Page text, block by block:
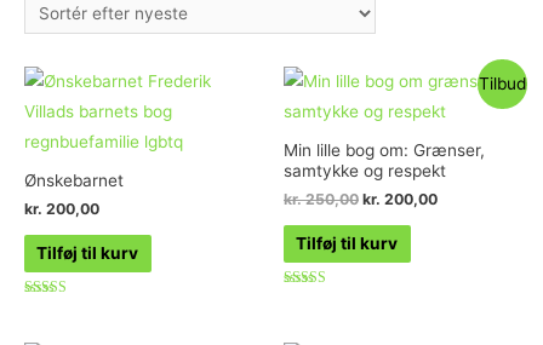
Ønskebarnet
kr. 200,00
Tilføj til kurv
Tilbud
Min lille bog om: Grænser,
samtykke og respekt
kr.250,00 kr. 200,00
Tilføj til kurv